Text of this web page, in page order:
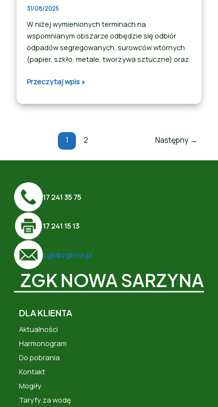
31/08/2025
W niżej wymienionych terminach na
wspomnianym obszarze odbędzie się odbiór
odpadów segregowanych, surowców wtórnych
(papier, szkło, metale, tworzywa sztuczne) oraz
Przeczytaj wpis »
1 2 Następny →
17 241 35 75
17 241 15 13
zgk@zgk-ns.pl
ZGK NOWA SARZYNA
DLA KLIENTA
Aktualności
Harmonogram
Do pobrania
Kontakt
Mogiły
Taryfy za wodę